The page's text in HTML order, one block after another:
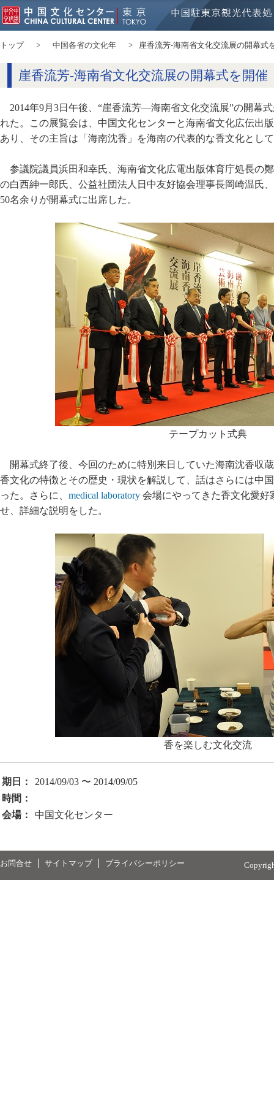
トップ 中国各省の文化年 崖香流芳-海南省文化交流展の開幕式
崖香流芳-海南省文化交流展の開幕式を開催
2014年9月3日午後、“崖香流芳―海南省文化交流展”の開幕
れた。この展覧会は、中国文化センターと海南省文化広伝出
あり、その主旨は「海南沈香」を海南の代表的な香文化とし
参議院議員浜田和幸氏、海南省文化広電出版体育庁処長の
の白西紳一郎氏、公益社団法人日中友好協会理事長岡崎温氏
50名余りが開幕式に出席した。
テープカット式典
開幕式終了後、今回のために特別来日していた海南沈香収
香文化の特徴とその歴史・現状を解説して、話はさらには中
った。さらに、 medical laboratory 会場にやってきた香文化愛
せ、詳細な説明をした。
香を楽しむ文化交流
期日：
2014/09/03 〜 2014/09/05
時間：
会場：
中国文化センター
お問合せ サイトマップ プライバシーポリシー